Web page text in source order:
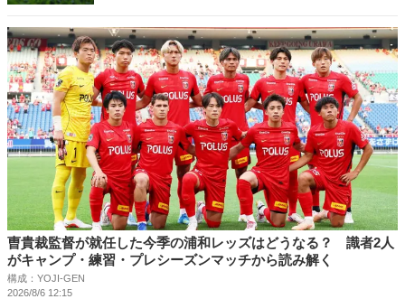
曺貴裁監督が就任した今季の浦和レッズはどうなる？ 識者2人
がキャンプ・練習・プレシーズンマッチから読み解く
構成：YOJI-GEN
2026/8/6 12:15